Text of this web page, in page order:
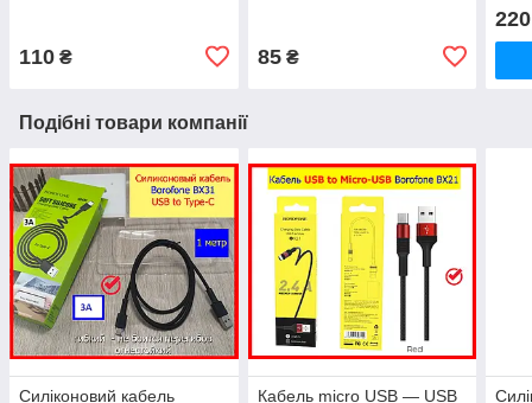
110 ₴ 85₴
220
Подібні товари компанії
Силіконовий кабель
Кабель micro USB — USB